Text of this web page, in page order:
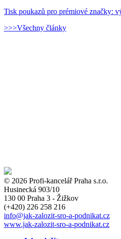
Tisk poukazů pro prémiové značky:
>>>Všechny články
© 2026 Profi-kancelář Praha s.r.o.
Husinecká 903/10
130 00 Praha 3 - Žižkov
(+420) 226 258 216
info@jak-zalozit-sro-a-podnikat.cz
www.jak-zalozit-sro-a-podnikat.cz